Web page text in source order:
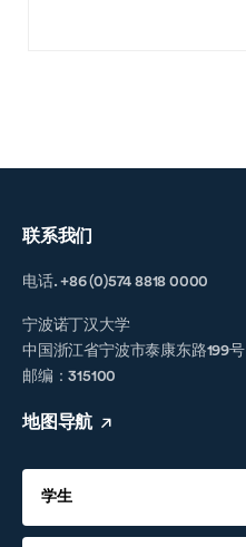
联系我们
电话. +86 (0)574 8818 0000
宁波诺丁汉大学
中国浙江省宁波市泰康东路199号
邮编：315100
地图导航
学生